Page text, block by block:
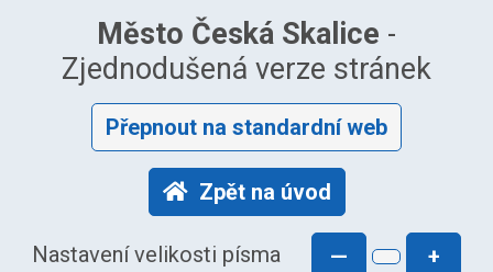
Město Česká Skalice -
Zjednodušená verze stránek
Přepnout na standardní web
Zpět na úvod
Nastavení velikosti písma — +